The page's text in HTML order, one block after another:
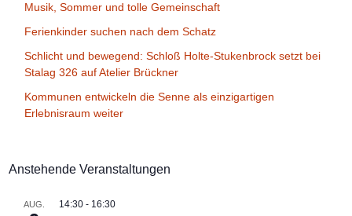
Musik, Sommer und tolle Gemeinschaft
Ferienkinder suchen nach dem Schatz
Schlicht und bewegend: Schloß Holte-Stukenbrock setzt bei
Stalag 326 auf Atelier Brückner
Kommunen entwickeln die Senne als einzigartigen
Erlebnisraum weiter
Anstehende Veranstaltungen
AUG. 14:30 - 16:30